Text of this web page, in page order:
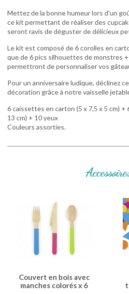
Mettez de la bonne humeur lors d'un
ce kit permettant de réaliser des
seront ravis de déguster de délicieux
Le kit est composé de 6 corolles en
que de 6 pics silhouettes de monstres
permettront de personnaliser vos
Pour un anniversaire ludique, déclinez
décoration grâce à notre vaisselle
6 caissettes en carton (5 x 7,5 x 5 cm)
13 cm) + 10 yeux
Couleurs assorties.
Couvert en bois avec
manches colorés x 6